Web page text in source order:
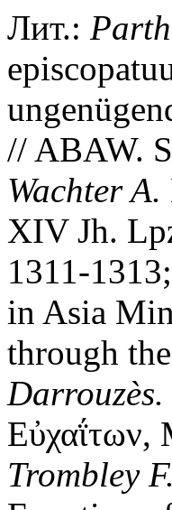
Лит.:
// ABAW.
Wachter A.
XIV Jh.
1311-1313;
in Asia
through
Darrouzès.
Trombley F.